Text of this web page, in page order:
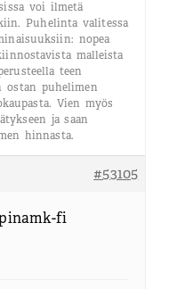
voi ilmetä
Puhelinta valitessa
nopea
malleista
teen
ostan puhelimen
Vien myös
ja saan
hinnasta.
#53105
fi